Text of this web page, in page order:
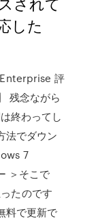
した
評
残念ながら
終わってし
法でダウン
7
＞そこで
たのです
料で更新で